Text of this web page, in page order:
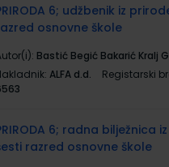
6; udžbenik iz
osnovne škole
Bastić Begić Bakarić Kralj
ALFA d.d.
Registarski
6; radna bilježnica
razred osnovne škole